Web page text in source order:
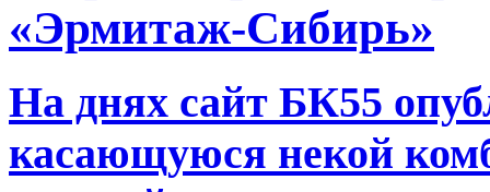
«Эрмитаж-Сибирь»
На днях сайт БК55
касающуюся некой